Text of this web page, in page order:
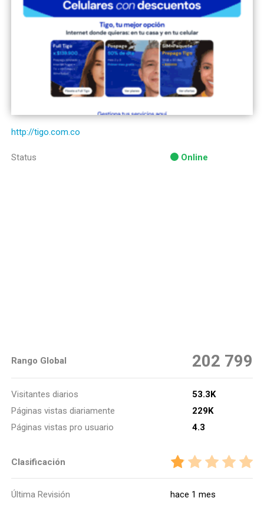
http://tigo.com.co
Status Online
Rango Global 202 799
Visitantes diarios
53.3K
Páginas vistas diariamente
229K
Páginas vistas pro usuario
4.3
Clasificación
Última Revisión hace 1 mes